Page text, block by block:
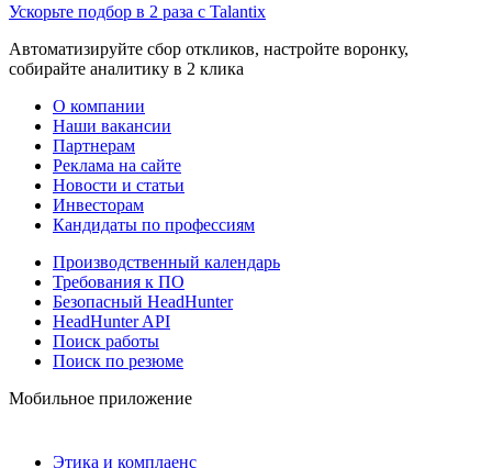
Ускорьте подбор в 2 раза с Talantix
Автоматизируйте сбор откликов, настройте воронку,
собирайте аналитику в 2 клика
О компании
Наши вакансии
Партнерам
Реклама на сайте
Новости и статьи
Инвесторам
Кандидаты по профессиям
Производственный календарь
Требования к ПО
Безопасный HeadHunter
HeadHunter API
Поиск работы
Поиск по резюме
Мобильное приложение
Этика и комплаенс